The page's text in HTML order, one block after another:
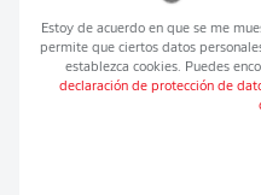
Estoy de acuerdo en que se me
permite que ciertos datos
establezca cookies. Puedes
declaración de protección de